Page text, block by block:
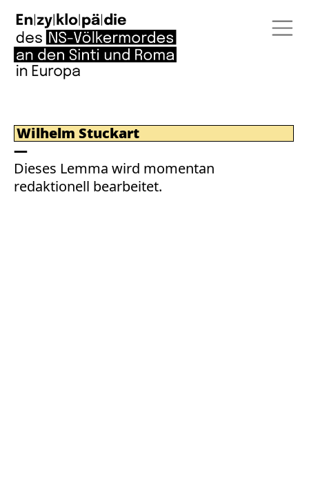
Wilhelm Stuckart
Dieses Lemma wird momentan
redaktionell bearbeitet.